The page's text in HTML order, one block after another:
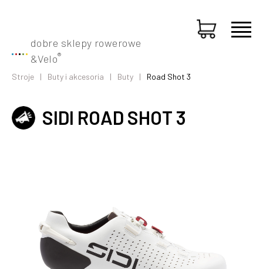
dobre sklepy rowerowe
&Velo®
Stroje Buty i akcesoria Buty Road Shot 3
SIDI ROAD SHOT 3